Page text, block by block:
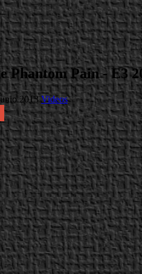
Phantom Pain - E3
2013Videos